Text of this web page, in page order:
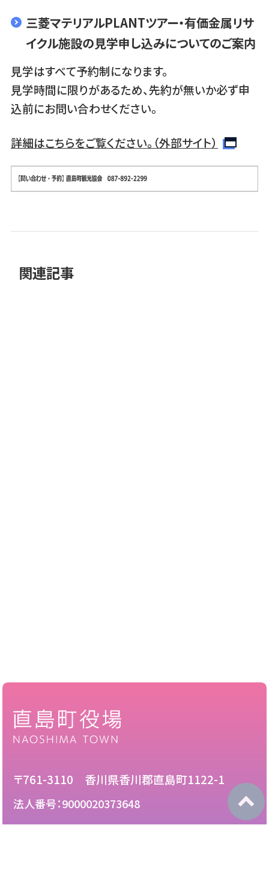
三菱マテリアルPLANTツアー・有価金属リサ
イクル施設の見学申し込みについてのご案内
見学はすべて予約制になります。
見学時間に限りがあるため、先約が無いか必ず申
込前にお問い合わせください。
詳細はこちらをご覧ください。（外部サイト）
関連記事
〒761-3110 香川県香川郡直島町1122-1
法人番号：9000020373648